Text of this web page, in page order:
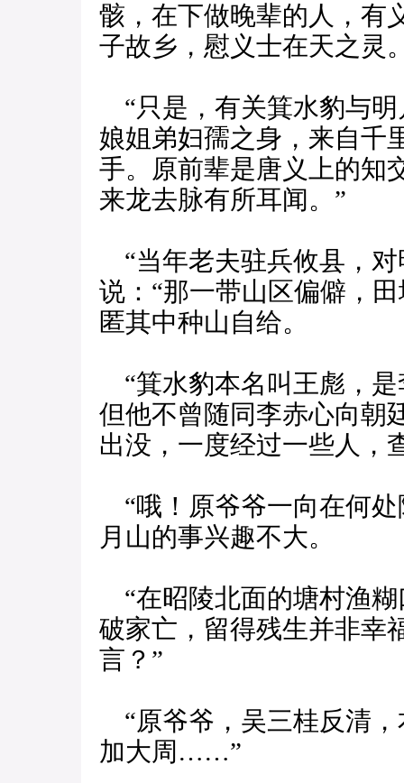
骸，在下做晚辈的人，有
子故乡，慰义士在天之灵
“只是，有关箕水豹与
娘姐弟妇孺之身，来自千
手。原前辈是唐义上的知
来龙去脉有所耳闻。”
“当年老夫驻兵攸县，对
说：“那一带山区偏僻，
匿其中种山自给。
“箕水豹本名叫王彪，
但他不曾随同李赤心向朝
出没，一度经过一些人，
“哦！原爷爷一向在何处
月山的事兴趣不大。
“在昭陵北面的塘村渔糊
破家亡，留得残生并非幸
言？”
“原爷爷，吴三桂反清
加大周……”